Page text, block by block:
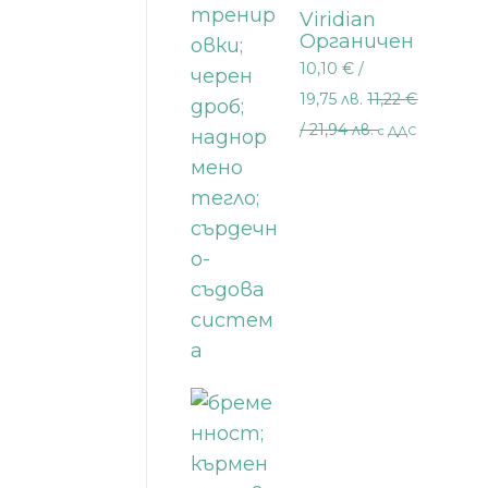
Viridian
Органичен
зелен чай
10,10€ /
19,75 лв.11,22€
/ 21,94 лв.с ДДС